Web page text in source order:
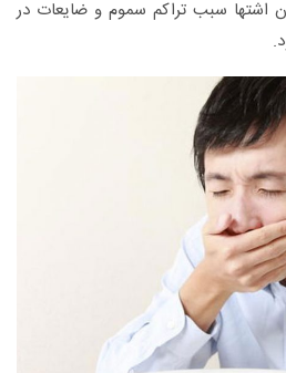
اشتها سبب تراکم سموم و ضایعات در